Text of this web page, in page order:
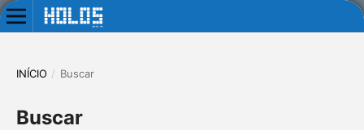
INÍCIO / Buscar
Buscar